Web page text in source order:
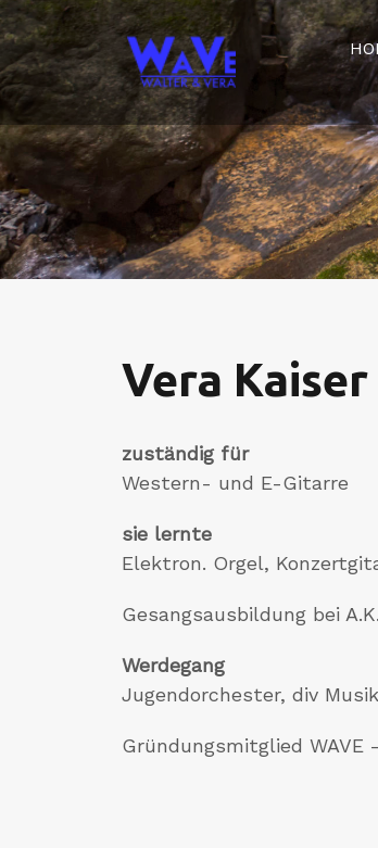
Vera Kaiser
zuständig für
Western- und E-Gitarre
sie lernte
Elektron. Orgel,
Gesangsausbildung bei
Werdegang
Jugendorchester, div
Gründungsmitglied WAVE